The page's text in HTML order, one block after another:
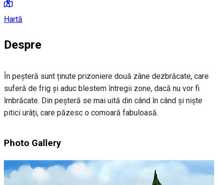
Hartă
Despre
În peșteră sunt ținute prizoniere două zâne dezbrăcate, care
suferă de frig și aduc blestem întregii zone, dacă nu vor fi
îmbrăcate. Din peșteră se mai uită din când în când și niște
pitici urâți, care păzesc o comoară fabuloasă.
Photo Gallery